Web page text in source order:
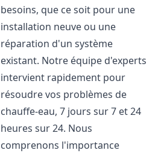
besoins, que ce soit pour une
installation neuve ou une
réparation d'un système
existant. Notre équipe d'experts
intervient rapidement pour
résoudre vos problèmes de
chauffe-eau, 7 jours sur 7 et 24
heures sur 24. Nous
comprenons l'importance